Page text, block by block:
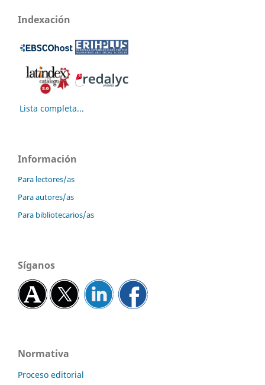
Indexación
Lista completa...
Información
Para lectores/as
Para autores/as
Para bibliotecarios/as
Síganos
Normativa
Proceso editorial